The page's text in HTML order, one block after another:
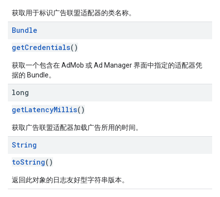
获取用于标识广告联盟适配器的类名称。
Bundle
getCredentials()
获取一个包含在 AdMob 或 Ad Manager 界面中指定的适配器凭
据的 Bundle。
long
getLatencyMillis()
获取广告联盟适配器加载广告所用的时间。
String
toString()
返回此对象的日志友好型字符串版本。